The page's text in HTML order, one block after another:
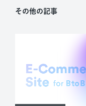
その他の記事